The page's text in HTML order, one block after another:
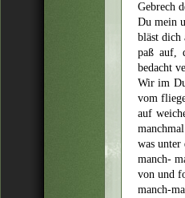
Gebrech
Du mein
bläst dich
paß auf,
bedacht
Wir im
vom
auf
was
manch-
von und
manch-